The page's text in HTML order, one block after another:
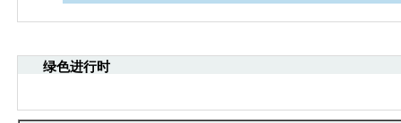
引起的法律责任。
·环境生态网文章跟帖管理员有权保留或删除其管辖
·发表本评论即表明您已经阅读并接受上述条款，如
绿色进行时